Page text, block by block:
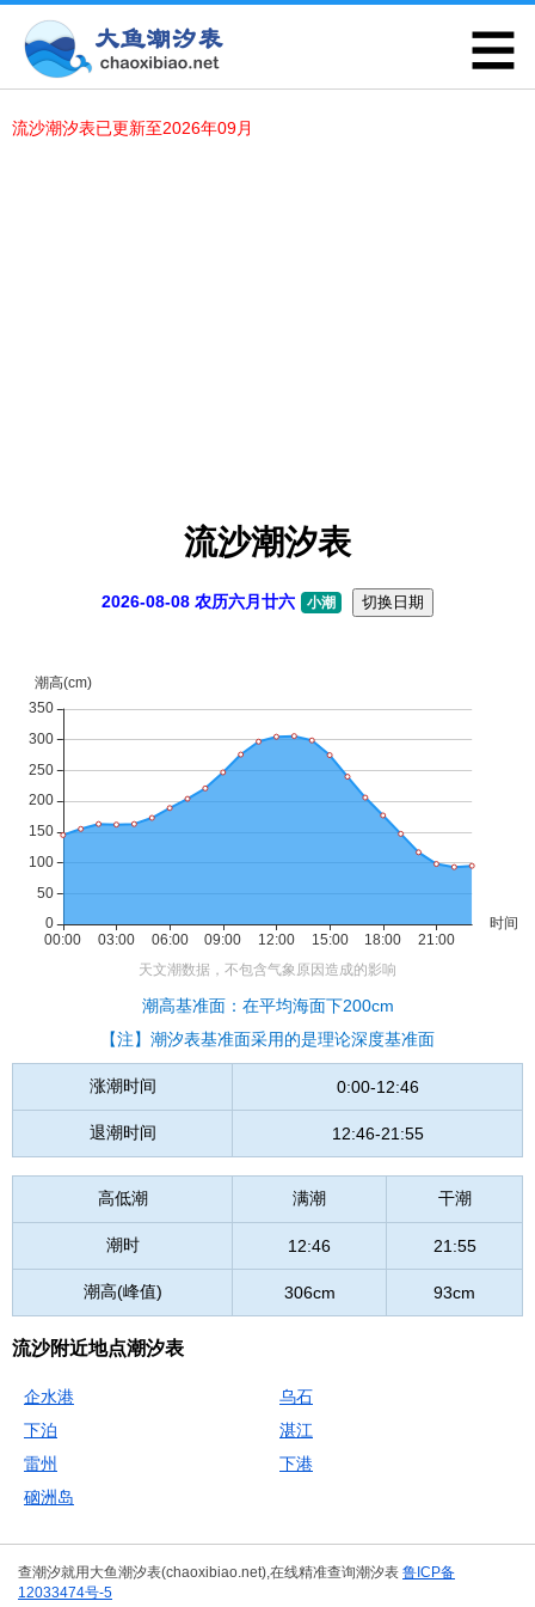
流沙潮汐表已更新至2026年09月
流沙潮汐表
2026-08-08 农历六月廿六 小潮 切换日期
潮高基准面：在平均海面下200cm
【注】潮汐表基准面采用的是理论深度基准面
涨潮时间 0:00-12:46
退潮时间 12:46-21:55
高低潮 满潮 干潮
潮时 12:46 21:55
潮高(峰值) 306cm 93cm
流沙附近地点潮汐表
企水港
乌石
下泊
湛江
雷州
下港
硇洲岛
查潮汐就用大鱼潮汐表(chaoxibiao.net),在线精准查询潮汐表 鲁ICP备
12033474号-5